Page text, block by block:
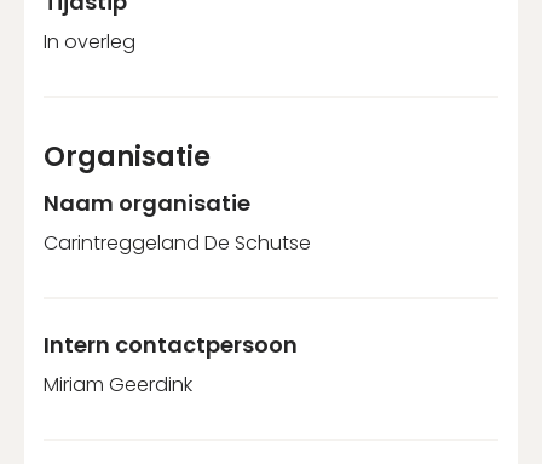
In overleg
Organisatie
Naam organisatie
Carintreggeland De Schutse
Intern contactpersoon
Miriam Geerdink